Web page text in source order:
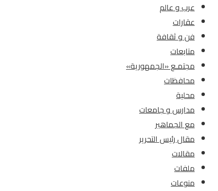
عرب و عالم
عقارات
فن و ثقافة
متابعات
مجتمـع «الجمهورية»
محافظات
محلية
مدارس و جامعات
مع الجماهير
مقال رئيس التحرير
مقالات
ملفات
منوعات